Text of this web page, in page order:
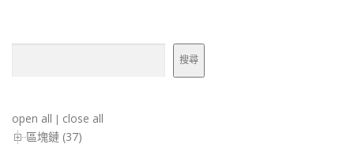
搜尋
open all | close all
區塊鏈 (37)